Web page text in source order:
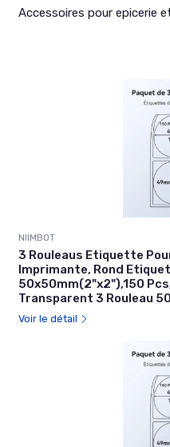
Accessoires pour epicerie
NIIMBOT
3 Rouleaus Etiquette
Imprimante, Rond
50x50mm(2"x2"),150
Transparent 3 Rouleau
Voir le détail